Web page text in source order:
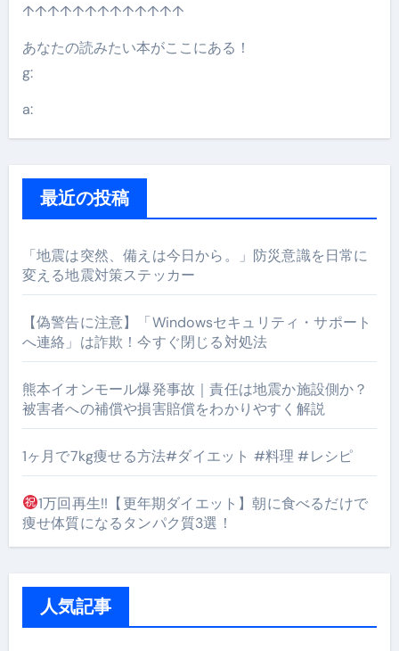
↑↑↑↑↑↑↑↑↑↑↑↑↑
あなたの読みたい本がここにある！
g:
a:
最近の投稿
「地震は突然、備えは今日から。」防災意識を日常に
変える地震対策ステッカー
【偽警告に注意】「Windowsセキュリティ・サポート
へ連絡」は詐欺！今すぐ閉じる対処法
熊本イオンモール爆発事故｜責任は地震か施設側か？
被害者への補償や損害賠償をわかりやすく解説
1ヶ月で7kg痩せる方法#ダイエット #料理 #レシピ
1万回再生!!【更年期ダイエット】朝に食べるだけで
痩せ体質になるタンパク質3選！
人気記事